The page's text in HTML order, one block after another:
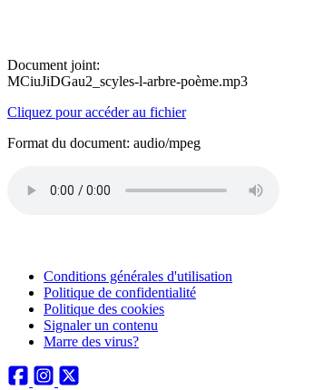
Document joint:
MCiuJiDGau2_scyles-l-arbre-poème.mp3
Cliquez pour accéder au fichier
Format du document: audio/mpeg
Conditions générales d'utilisation
Politique de confidentialité
Politique des cookies
Signaler un contenu
Marre des virus?